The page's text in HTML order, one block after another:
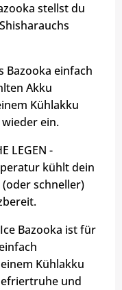
stellst du
Bazooka einfach
Akku
Kühlakku
ein.
LEGEN -
kühlt dein
schneller)
Bazooka ist für
Kühlakku
und